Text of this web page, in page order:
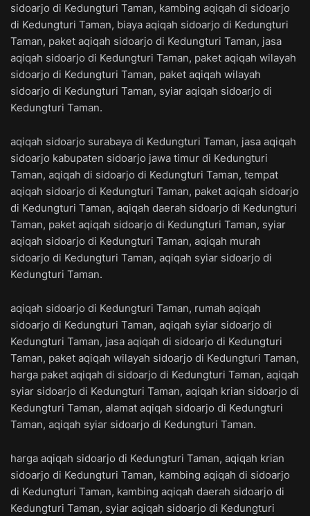
sidoarjo di Kedungturi Taman, kambing aqiqah di sidoarjo
di Kedungturi Taman, biaya aqiqah sidoarjo di Kedungturi
Taman, paket aqiqah sidoarjo di Kedungturi Taman, jasa
aqiqah sidoarjo di Kedungturi Taman, paket aqiqah wilayah
sidoarjo di Kedungturi Taman, paket aqiqah wilayah
sidoarjo di Kedungturi Taman, syiar aqiqah sidoarjo di
Kedungturi Taman.
aqiqah sidoarjo surabaya di Kedungturi Taman, jasa aqiqah
sidoarjo kabupaten sidoarjo jawa timur di Kedungturi
Taman, aqiqah di sidoarjo di Kedungturi Taman, tempat
aqiqah sidoarjo di Kedungturi Taman, paket aqiqah sidoarjo
di Kedungturi Taman, aqiqah daerah sidoarjo di Kedungturi
Taman, paket aqiqah sidoarjo di Kedungturi Taman, syiar
aqiqah sidoarjo di Kedungturi Taman, aqiqah murah
sidoarjo di Kedungturi Taman, aqiqah syiar sidoarjo di
Kedungturi Taman.
aqiqah sidoarjo di Kedungturi Taman, rumah aqiqah
sidoarjo di Kedungturi Taman, aqiqah syiar sidoarjo di
Kedungturi Taman, jasa aqiqah di sidoarjo di Kedungturi
Taman, paket aqiqah wilayah sidoarjo di Kedungturi Taman,
harga paket aqiqah di sidoarjo di Kedungturi Taman, aqiqah
syiar sidoarjo di Kedungturi Taman, aqiqah krian sidoarjo di
Kedungturi Taman, alamat aqiqah sidoarjo di Kedungturi
Taman, aqiqah syiar sidoarjo di Kedungturi Taman.
harga aqiqah sidoarjo di Kedungturi Taman, aqiqah krian
sidoarjo di Kedungturi Taman, kambing aqiqah di sidoarjo
di Kedungturi Taman, kambing aqiqah daerah sidoarjo di
Kedungturi Taman, syiar aqiqah sidoarjo di Kedungturi